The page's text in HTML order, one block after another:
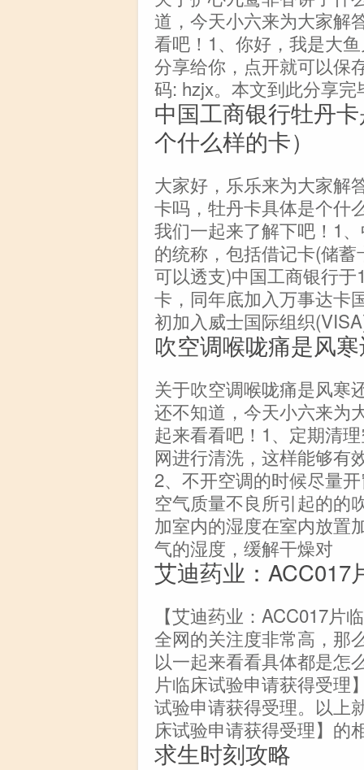
道，今天小六来为大家解
看吧！1、你好，我是大
分享给你，点开就可以保
码: hzjx。本文到此分享
中国工商银行牡丹
个什么样的卡）
大家好，乐乐来为大家解
卡吗，牡丹卡具体是个什
我们一起来了解下吧！1
的统称，包括借记卡(储
可以透支)中国工商银行
卡，同年底加入万事达卡
初加入威士国际组织
吹空调喉咙痛是风
关于吹空调喉咙痛是风寒
还不知道，今天小六来为
起来看看吧！1、定期清
网进行清洗，这样能够有
2、不开空调的时候尽量
空气质量不良所引起的的
加室内的湿度在室内放置
气的湿度，缓解干燥对
艾迪药业：ACC017
【艾迪药业：ACC017片
全网的关注度非常高，那
以一起来看看具体都是怎
片临床试验申请获得受理
试验申请获得受理。以上
床试验申请获得受理】的
求生时刻攻略